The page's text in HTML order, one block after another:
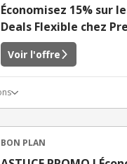
Économisez 15% sur
Deals Flexible chez
Voir l'offre
BON PLAN